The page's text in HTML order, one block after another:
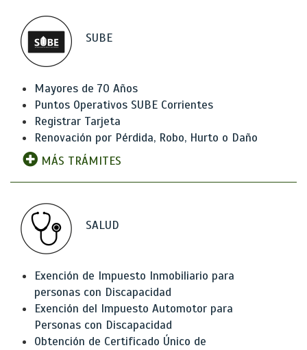
SUBE
Mayores de 70 Años
Puntos Operativos SUBE Corrientes
Registrar Tarjeta
Renovación por Pérdida, Robo, Hurto o Daño
MÁS TRÁMITES
SALUD
Exención de Impuesto Inmobiliario para
personas con Discapacidad
Exención del Impuesto Automotor para
Personas con Discapacidad
Obtención de Certificado Único de